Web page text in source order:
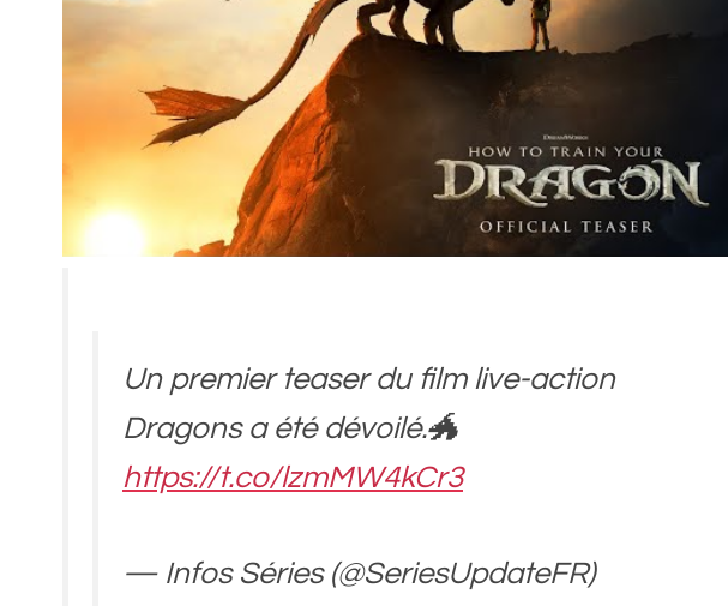
Un premier teaser du film live-action
Dragons a été dévoilé.🐲
https://t.co/lzmMW4kCr3
— Infos Séries (@SeriesUpdateFR)